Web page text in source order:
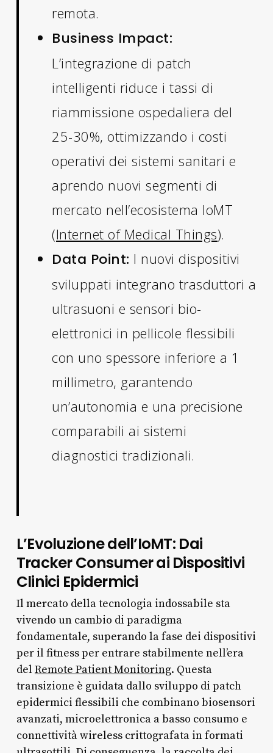
remota.
Business Impact:
L’integrazione di patch
intelligenti riduce i tassi di
riammissione ospedaliera del
25-30%, ottimizzando i costi
operativi dei sistemi sanitari e
aprendo nuovi segmenti di
mercato nell’ecosistema IoMT
(Internet of Medical Things).
Data Point: I nuovi dispositivi
sviluppati integrano trasduttori a
ultrasuoni e sensori bio-
elettronici in pellicole flessibili
con uno spessore inferiore a 1
millimetro, garantendo
un’autonomia e una precisione
comparabili ai sistemi
diagnostici tradizionali.
L’Evoluzione dell’IoMT: Dai
Tracker Consumer ai Dispositivi
Clinici Epidermici
Il mercato della tecnologia indossabile sta
vivendo un cambio di paradigma
fondamentale, superando la fase dei dispositivi
per il fitness per entrare stabilmente nell’era
delRemote Patient Monitoring. Questa
transizione è guidata dallo sviluppo di patch
epidermici flessibili che combinano biosensori
avanzati, microelettronica a basso consumo e
connettività wireless crittografata in formati